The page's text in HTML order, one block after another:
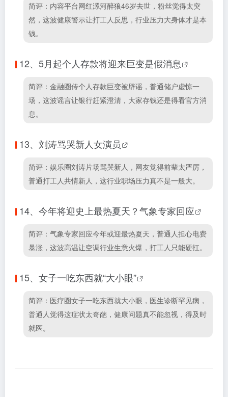
简评：内容平台网红漯河醉狼46岁去世，粉丝觉得太突
然，这波健康警示让打工人反思，行业压力大身体才是本
钱。
12、 5月起个人存款将迎来巨变是假消息
简评：金融圈传个人存款巨变被辟谣，普通储户虚惊一
场，这波谣言让银行赶紧澄清，大家存钱还是得看官方消
息。
13、 刘涛骂哭新人女演员
简评：娱乐圈刘涛片场骂哭新人，网友觉得前辈太严厉，
普通打工人共情新人，这行业职场压力真不是一般大。
14、 今年将迎史上最热夏天？气象专家回应
简评：气象专家回应今年或迎最热夏天，普通人担心电费
暴涨，这波高温让空调行业生意火爆，打工人只能硬扛。
15、 女子一吃东西就“大小眼”
简评：医疗圈女子一吃东西就大小眼，医生诊断罕见病，
普通人觉得这症状太奇葩，健康问题真不能忽视，得及时
就医。